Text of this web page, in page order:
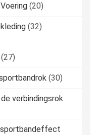
(20)
(32)
(27)
(30)
verbindingsrok